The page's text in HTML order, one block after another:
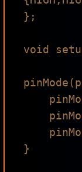
};
void
}